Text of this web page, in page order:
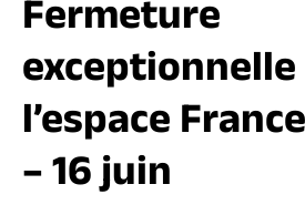
Fermeture
l’espace
– 16 juin